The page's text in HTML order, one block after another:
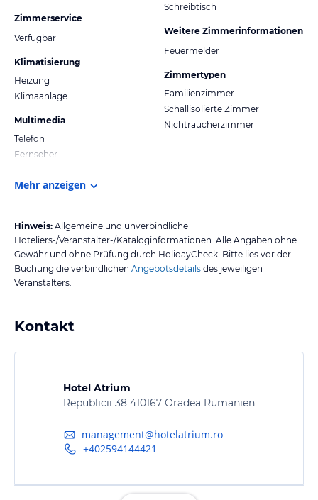
Zimmerservice
Verfügbar
Klimatisierung
Heizung
Klimaanlage
Multimedia
Telefon
Fernseher
Schreibtisch
Weitere Zimmerinformationen
Feuermelder
Zimmertypen
Familienzimmer
Schallisolierte Zimmer
Nichtraucherzimmer
Mehr anzeigen
Hinweis: Allgemeine und unverbindliche
Hoteliers-/Veranstalter-/Kataloginformationen. Alle Angaben ohne
Gewähr und ohne Prüfung durch HolidayCheck. Bitte lies vor der
Buchung die verbindlichen Angebotsdetails des jeweiligen
Veranstalters.
Kontakt
Hotel Atrium
Republicii 38 410167 Oradea Rumänien
management@hotelatrium.ro
+402594144421